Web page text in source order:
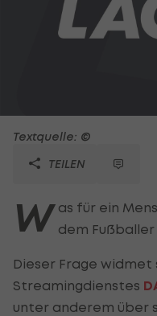
Textquelle: ©
TEILEN
W as für ein
dem Fußballer
Dieser Frage widmet
Streamingdienstes
unter anderem über